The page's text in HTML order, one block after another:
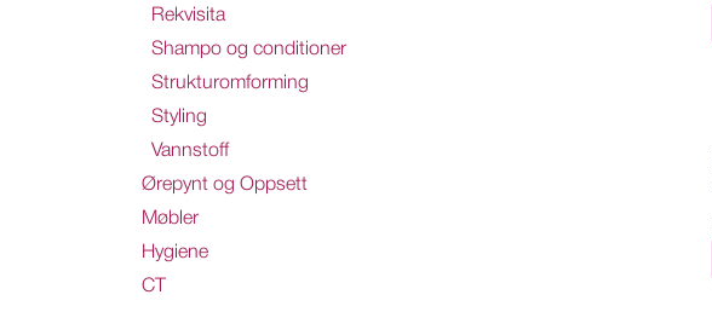
Rekvisita
Shampo og conditioner
Strukturomforming
Styling
Vannstoff
Ørepynt og Oppsett
Møbler
Hygiene
CT